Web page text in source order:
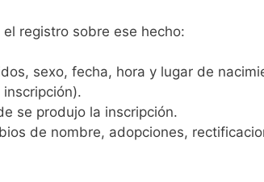
registro sobre ese hecho:
sexo, fecha, hora y lugar de
se produjo la inscripción.
de nombre, adopciones,